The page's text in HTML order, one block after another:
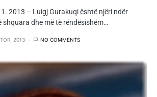
2013 – Luigj Gurakuqi është njëri ndër
shquara dhe më të rëndësishëm…
2013 NO COMMENTS